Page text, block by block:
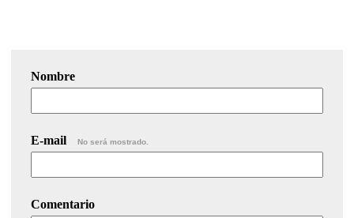
Nombre
E-mail No será mostrado.
Comentario